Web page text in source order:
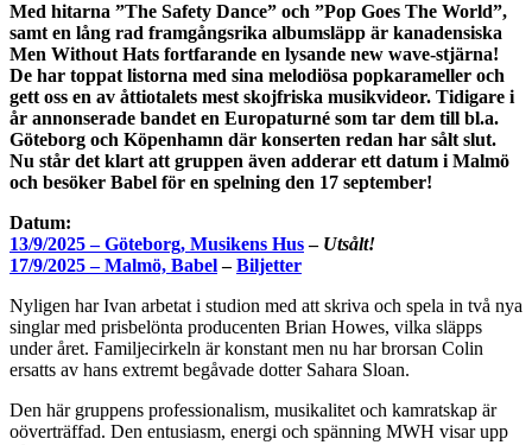
Med hitarna ”The Safety Dance” och ”Pop Goes The World”,
samt en lång rad framgångsrika albumsläpp är kanadensiska
Men Without Hats fortfarande en lysande new wave-stjärna!
De har toppat listorna med sina melodiösa popkarameller och
gett oss en av åttiotalets mest skojfriska musikvideor. Tidigare i
år annonserade bandet en Europaturné som tar dem till bl.a.
Göteborg och Köpenhamn där konserten redan har sålt slut.
Nu står det klart att gruppen även adderar ett datum i Malmö
och besöker Babel för en spelning den 17 september!
Datum:
13/9/2025 – Göteborg, Musikens Hus– Utsålt!
17/9/2025 – Malmö, Babel–Biljetter
Nyligen har Ivan arbetat i studion med att skriva och spela in två nya
singlar med prisbelönta producenten Brian Howes, vilka släpps
under året. Familjecirkeln är konstant men nu har brorsan Colin
ersatts av hans extremt begåvade dotter Sahara Sloan.
Den här gruppens professionalism, musikalitet och kamratskap är
oöverträffad. Den entusiasm, energi och spänning MWH visar upp